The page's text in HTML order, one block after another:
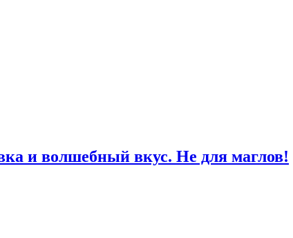
и волшебный вкус. Не для маглов!